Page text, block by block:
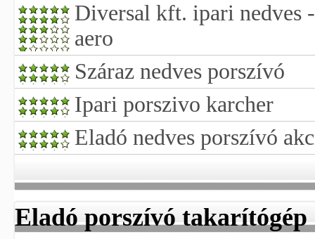
Diversal kft. ipari nedves
aero
Száraz nedves porszívó
Ipari porszivo karcher
Eladó nedves porszívó
Eladó porszívó takarítógép